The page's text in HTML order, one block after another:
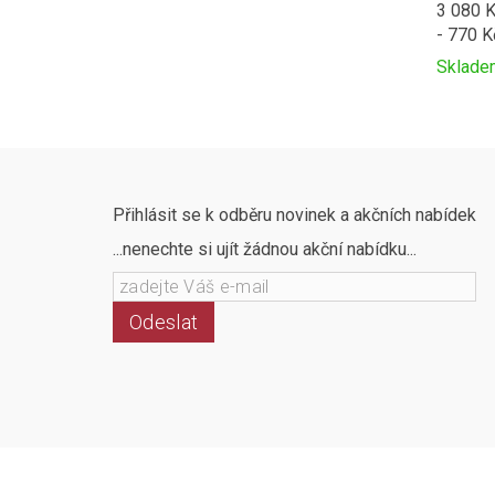
3 080
- 770
Přihlásit se k odběru novinek a akčních nabídek
...nenechte si ujít žádnou akční nabídku...
Odeslat